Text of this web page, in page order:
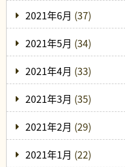
2021年6月 (37)
2021年5月 (34)
2021年4月 (33)
2021年3月 (35)
2021年2月 (29)
2021年1月 (22)